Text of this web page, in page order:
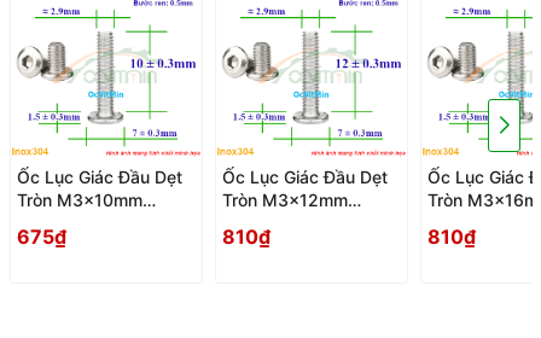
Ốc Lục Giác Đầu Dẹt
Tròn M3x10mm
Giac Dau Det Tron
675₫
Ốc Lục Giác Đầu Dẹt
Tròn M3x12mm
Giac Dau Det Tron
810₫
Ốc Lục Giác
Tròn
Giac Dau Det
810₫